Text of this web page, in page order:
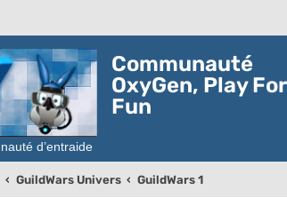
Communauté
OxyGen, Play For
Fun
GuildWars Univers GuildWars 1